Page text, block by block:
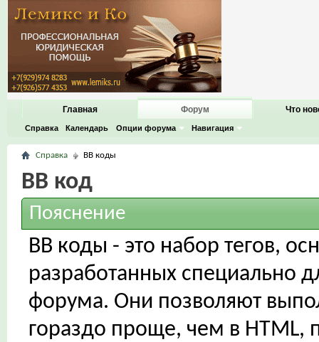
Главная Форум
Справка Календарь Опции форума Навигация
Что
Справка BB коды
BB код
Пояснение
BB коды - это набор тегов,
разработанных специально
форума. Они позволяют
гораздо проще, чем в HTML,